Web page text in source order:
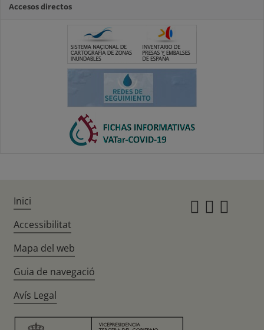
Accesos directos
Inici
Accessibilitat
Mapa del web
Guia de navegació
Avís Legal